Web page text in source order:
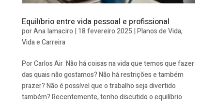
Equilíbrio entre vida pessoal e profissional
porAna Iamaciro |18 fevereiro 2025 |Planos de Vida,
Vida e Carreira
Por Carlos Air Não há coisas na vida que temos que fazer
das quais não gostamos? Não há restrições e também
prazer? Não é possível que o trabalho seja divertido
também? Recentemente, tenho discutido o equilíbrio